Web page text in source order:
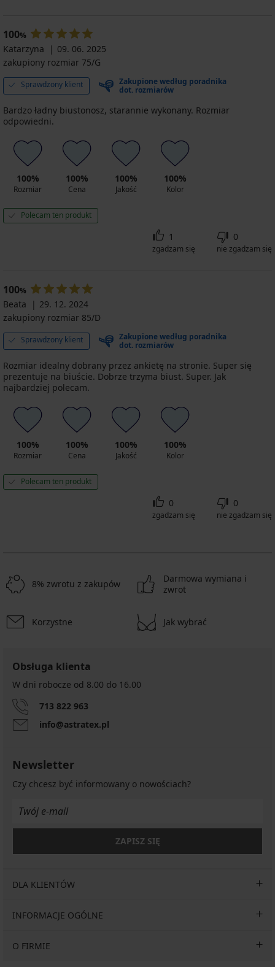
100%
Katarzyna
09. 06. 2025
zakupiony rozmiar 75/G
Sprawdzony klient
Zakupione według poradnika
dot. rozmiarów
Bardzo ładny biustonosz, starannie wykonany. Rozmiar
odpowiedni.
100%
Rozmiar
100%
Cena
100%
Jakość
100%
Kolor
Polecam ten produkt
1
zgadzam się
0
nie zgadzam się
100%
Beata
29. 12. 2024
zakupiony rozmiar 85/D
Sprawdzony klient
Zakupione według poradnika
dot. rozmiarów
Rozmiar idealny dobrany przez ankietę na stronie. Super się
prezentuje na biuście. Dobrze trzyma biust. Super. Jak
najbardziej polecam.
100%
Rozmiar
100%
Cena
100%
Jakość
100%
Kolor
Polecam ten produkt
0
zgadzam się
0
nie zgadzam się
8% zwrotu z zakupów
Darmowa wymiana i
zwrot
Korzystne Jak wybrać
Obsługa klienta
W dni robocze od 8.00 do 16.00
713 822 963
info@astratex.pl
Newsletter
Czy chcesz być informowany o nowościach?
ZAPISZ SIĘ
DLA KLIENTÓW
INFORMACJE OGÓLNE
O FIRMIE